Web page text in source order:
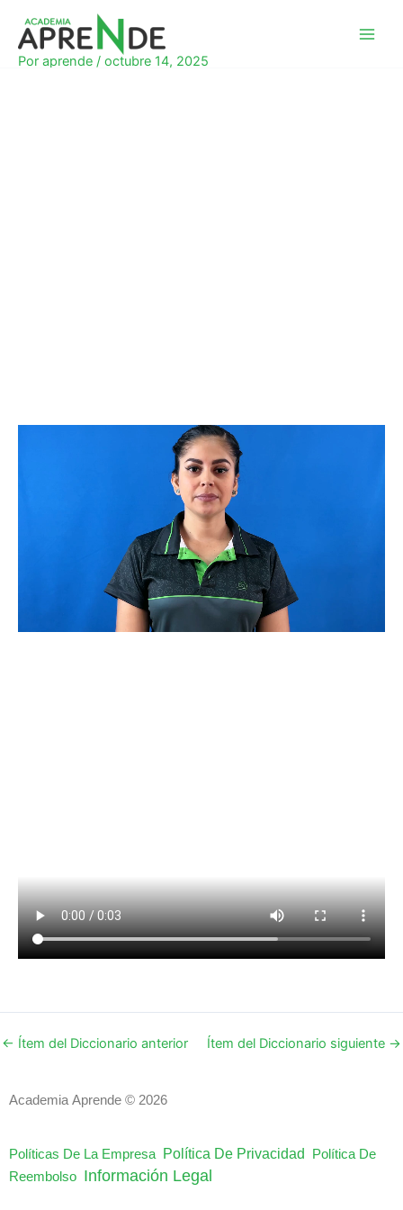
contenido
Por aprende / octubre 14, 2025
← Ítem del Diccionario anterior Ítem del Diccionario siguiente →
Academia Aprende © 2026
Políticas De La Empresa Política De Privacidad
Política De
Reembolso Información Legal